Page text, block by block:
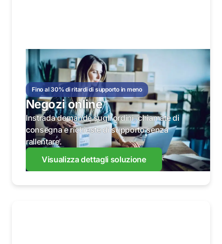
Fino al 30% di ritardi di supporto in meno
Negozi online
Instrada domande sugli ordini, chiamate di
consegna e richieste di supporto senza
rallentare.
Visualizza dettagli soluzione